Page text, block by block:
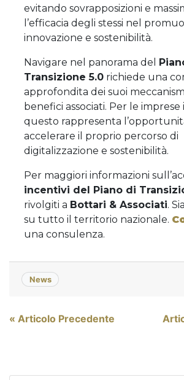
evitando sovrapposizioni e
l’efficacia degli stessi nel
innovazione e sostenibilità.
Navigare nel panorama del
Transizione 5.0 richiede una
approfondita dei suoi
benefici associati. Per le imprese
questo rappresenta
accelerare il proprio percorso di
digitalizzazione e sostenibilità.
Per maggiori informazioni
incentivi del Piano di
rivolgiti a Bottari & Associati.
su tutto il territorio nazionale.
una consulenza.
News
Navigazione
« Articolo Precedente